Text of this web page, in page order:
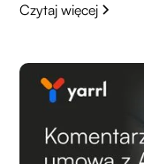
Czytaj więcej